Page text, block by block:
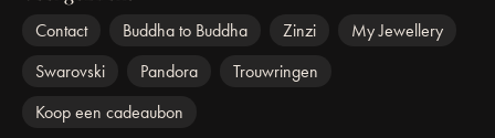
Contact Buddha to Buddha Zinzi
My Jewellery
Swarovski
Pandora
Trouwringen
Koop een cadeaubon